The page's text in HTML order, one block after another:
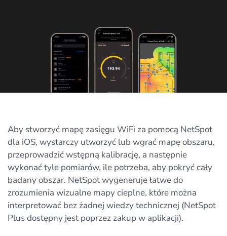
Aby stworzyć mapę zasięgu WiFi za pomocą NetSpot
dla iOS, wystarczy utworzyć lub wgrać mapę obszaru,
przeprowadzić wstępną kalibrację, a następnie
wykonać tyle pomiarów, ile potrzeba, aby pokryć cały
badany obszar. NetSpot wygeneruje łatwe do
zrozumienia wizualne mapy cieplne, które można
interpretować bez żadnej wiedzy technicznej (NetSpot
Plus dostępny jest poprzez zakup w aplikacji).